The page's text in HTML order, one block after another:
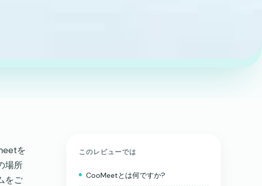
を
場所
をご
このレビューでは
CooMeetとは何ですか?